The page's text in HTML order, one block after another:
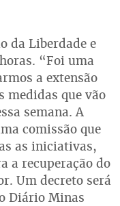
da Liberdade e
“Foi uma
a extensão
medidas que vão
semana. A
comissão que
as iniciativas,
a recuperação do
Um decreto será
Diário Minas